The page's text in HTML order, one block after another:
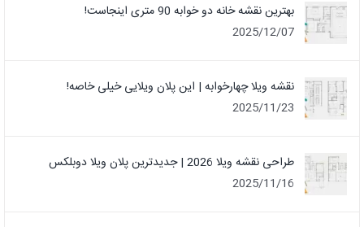
بهترین نقشه خانه دو خوابه 90 متری اینجاست!
2025/12/07
نقشه ویلا چهارخوابه | این پلان ویلایی خیلی خاصه!
2025/11/23
طراحی نقشه ویلا 2026 | جدیدترین پلان ویلا دوبلکس
2025/11/16